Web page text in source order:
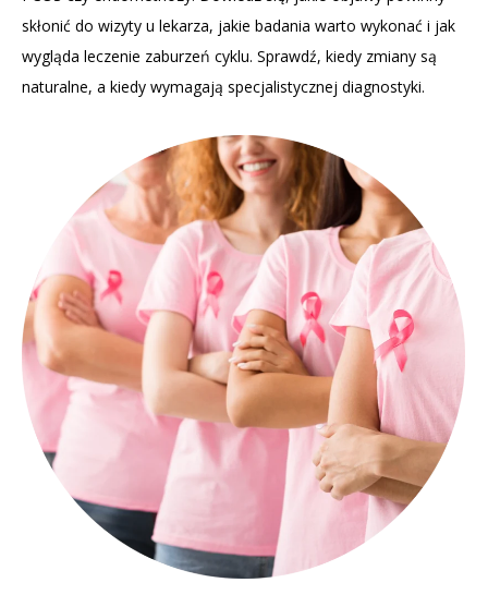
skłonić do wizyty u lekarza, jakie badania warto wykonać i jak
wygląda leczenie zaburzeń cyklu. Sprawdź, kiedy zmiany są
naturalne, a kiedy wymagają specjalistycznej diagnostyki.